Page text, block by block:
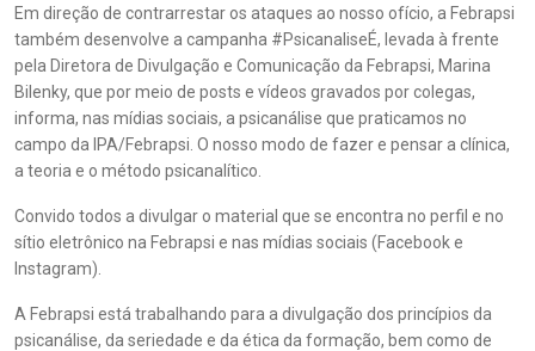
Em direção de contrarrestar os ataques ao nosso ofício, a Febrapsi
também desenvolve a campanha #PsicanaliseÉ, levada à frente
pela Diretora de Divulgação e Comunicação da Febrapsi, Marina
Bilenky, que por meio de posts e vídeos gravados por colegas,
informa, nas mídias sociais, a psicanálise que praticamos no
campo da IPA/Febrapsi. O nosso modo de fazer e pensar a clínica,
a teoria e o método psicanalítico.
Convido todos a divulgar o material que se encontra no perfil e no
sítio eletrônico na Febrapsi e nas mídias sociais (Facebook e
Instagram).
A Febrapsi está trabalhando para a divulgação dos princípios da
psicanálise, da seriedade e da ética da formação, bem como de